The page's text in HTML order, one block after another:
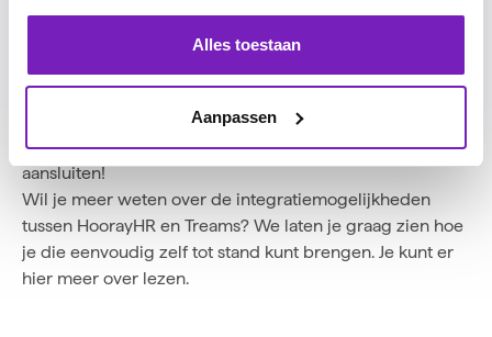
Alles toestaan
Aanpassen
HoorayHR is een easy to use platform waar je eenvoudig
en efficiënt mee uit de voeten kunt. Treams biedt je alles
floreren. En beide partijen hebben klantenservice heel
hoog in het vaandel staan. Een waardevolle én
praktische combi die je naadloos op elkaar kunt laten
aansluiten!
Wil je meer weten over de integratiemogelijkheden
tussen HoorayHR en Treams? We laten je graag zien hoe
je die eenvoudig zelf tot stand kunt brengen. Je kunt er
hier meer over lezen.